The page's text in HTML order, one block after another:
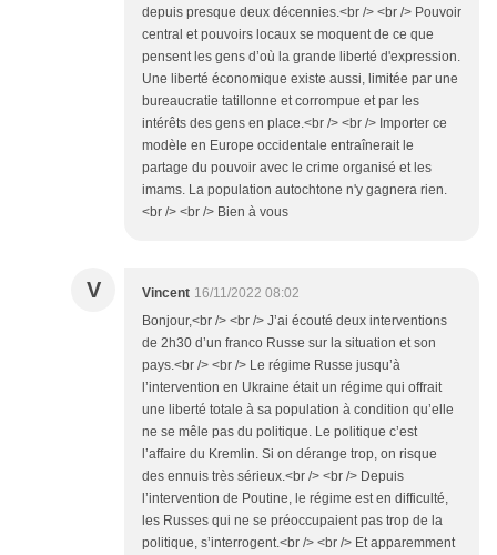
depuis presque deux décennies.<br /> <br /> Pouvoir
central et pouvoirs locaux se moquent de ce que
pensent les gens d’où la grande liberté d'expression.
Une liberté économique existe aussi, limitée par une
bureaucratie tatillonne et corrompue et par les
intérêts des gens en place.<br /> <br /> Importer ce
modèle en Europe occidentale entraînerait le
partage du pouvoir avec le crime organisé et les
imams. La population autochtone n'y gagnera rien.
<br /> <br /> Bien à vous
V Vincent 16/11/2022 08:02
Bonjour,<br /> <br /> J’ai écouté deux interventions
de 2h30 d’un franco Russe sur la situation et son
pays.<br /> <br /> Le régime Russe jusqu’à
l’intervention en Ukraine était un régime qui offrait
une liberté totale à sa population à condition qu’elle
ne se mêle pas du politique. Le politique c’est
l’affaire du Kremlin. Si on dérange trop, on risque
des ennuis très sérieux.<br /> <br /> Depuis
l’intervention de Poutine, le régime est en difficulté,
les Russes qui ne se préoccupaient pas trop de la
politique, s’interrogent.<br /> <br /> Et apparemment